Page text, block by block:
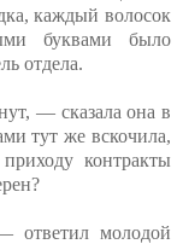
каждый волосок
буквами было
отдела.
— сказала она в
тут же вскочила,
контракты
ответил молодой